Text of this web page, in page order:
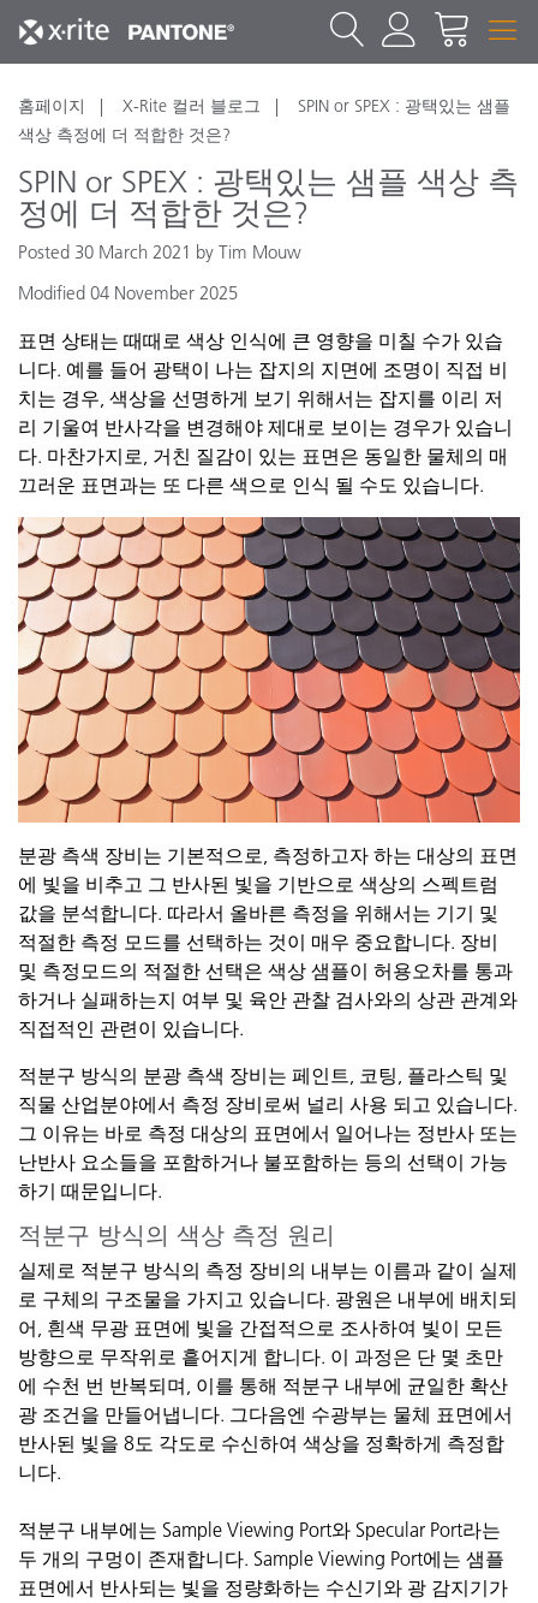
홈페이지 X-Rite 컬러 블로그
SPIN or SPEX : 광택있는 샘플
색상 측정에 더 적합한 것은?
SPIN or SPEX : 광택있는 샘플 색상 측
정에 더 적합한 것은?
Posted 30 March 2021 by Tim Mouw
Modified 04 November 2025
표면 상태는 때때로 색상 인식에 큰 영향을 미칠 수가 있습
니다. 예를 들어 광택이 나는 잡지의 지면에 조명이 직접 비
치는 경우, 색상을 선명하게 보기 위해서는 잡지를 이리 저
리 기울여 반사각을 변경해야 제대로 보이는 경우가 있습니
다. 마찬가지로, 거친 질감이 있는 표면은 동일한 물체의 매
끄러운 표면과는 또 다른 색으로 인식 될 수도 있습니다.
분광 측색 장비는 기본적으로, 측정하고자 하는 대상의 표면
에 빛을 비추고 그 반사된 빛을 기반으로 색상의 스펙트럼
값을 분석합니다. 따라서 올바른 측정을 위해서는 기기 및
적절한 측정 모드를 선택하는 것이 매우 중요합니다. 장비
및 측정모드의 적절한 선택은 색상 샘플이 허용오차를 통과
하거나 실패하는지 여부 및 육안 관찰 검사와의 상관 관계와
직접적인 관련이 있습니다.
적분구 방식의 분광 측색 장비는 페인트, 코팅, 플라스틱 및
직물 산업분야에서 측정 장비로써 널리 사용 되고 있습니다.
그 이유는 바로 측정 대상의 표면에서 일어나는 정반사 또는
난반사 요소들을 포함하거나 불포함하는 등의 선택이 가능
하기 때문입니다.
적분구 방식의 색상 측정 원리
실제로 적분구 방식의 측정 장비의 내부는 이름과 같이 실제
로 구체의 구조물을 가지고 있습니다. 광원은 내부에 배치되
어, 흰색 무광 표면에 빛을 간접적으로 조사하여 빛이 모든
방향으로 무작위로 흩어지게 합니다. 이 과정은 단 몇 초만
에 수천 번 반복되며, 이를 통해 적분구 내부에 균일한 확산
광 조건을 만들어냅니다. 그다음엔 수광부는 물체 표면에서
반사된 빛을 8도 각도로 수신하여 색상을 정확하게 측정합
니다.
적분구 내부에는 Sample Viewing Port와 Specular Port라는
두 개의 구멍이 존재합니다. Sample Viewing Port에는 샘플
표면에서 반사되는 빛을 정량화하는 수신기와 광 감지기가